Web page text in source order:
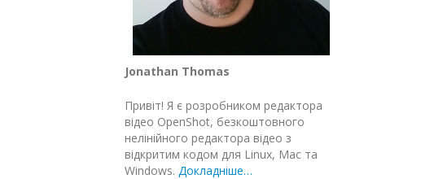
Jonathan Thomas
Привіт! Я є розробником редактора
відео OpenShot, безкоштовного
нелінійного редактора відео з
відкритим кодом для Linux, Mac та
Windows. Докладніше…